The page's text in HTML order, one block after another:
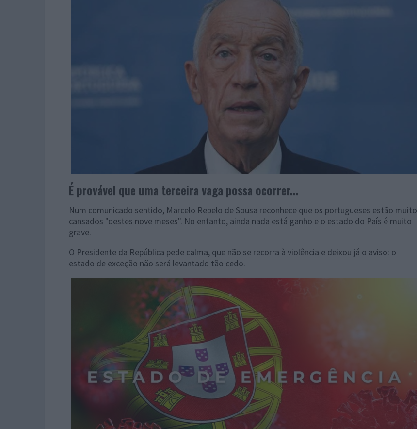
É provável que uma terceira vaga possa ocorrer...
Num comunicado sentido, Marcelo Rebelo de Sousa reconhece que os portugueses estão muito
cansados "destes nove meses". No entanto, ainda nada está ganho e o estado do País é muito
grave.
O Presidente da República pede calma, que não se recorra à violência e deixou já o aviso: o
estado de exceção não será levantado tão cedo.